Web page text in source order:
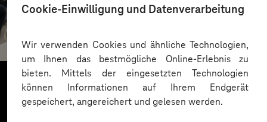
Cookie-Einwilligung und Datenverarbeitung
Wir verwenden Cookies und ähnliche Technologien,
um Ihnen das bestmögliche Online-Erlebnis zu
bieten. Mittels der eingesetzten Technologien
können Informationen auf Ihrem Endgerät
gespeichert, angereichert und gelesen werden.
St.-Benedikt-Schule Düsseldorf
Mit KI Sprachbarrieren überwinden
Mehr laden